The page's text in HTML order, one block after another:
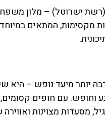
ישרוטל) – מלון
מקסימות, המתאים
יותר מיעד נופש – היא
וחופש. עם חופים קסומים,
מסעדות מצוינות